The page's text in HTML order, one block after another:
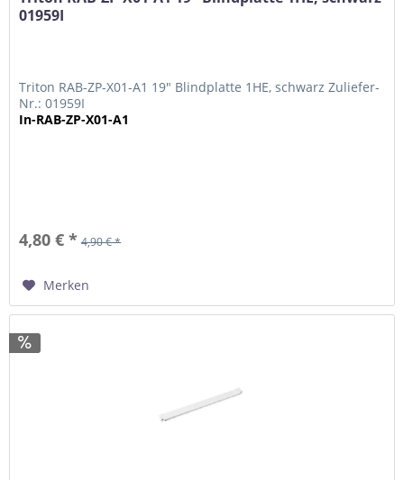
01959I
Triton RAB-ZP-X01-A1 19" Blindplatte 1HE, schwarz Zuliefer-
Nr.: 01959I
In-RAB-ZP-X01-A1
4,80 € * 4,90 € *
Merken